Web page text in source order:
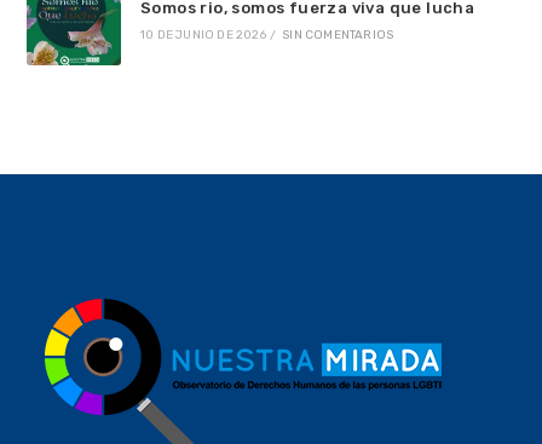
Somos rio, somos fuerza viva que lucha
10 DE JUNIO DE 2026 / SIN COMENTARIOS